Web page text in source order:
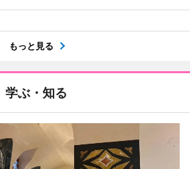
もっと見る
学ぶ・知る